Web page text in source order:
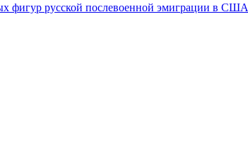
фигур русской послевоенной эмиграции в США